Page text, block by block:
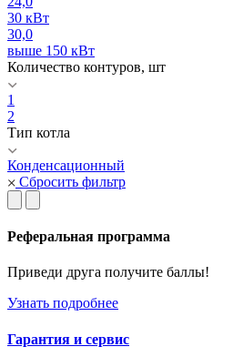
30 кВт
30,0
выше 150 кВт
Количество контуров, шт
1
2
Тип котла
Конденсационный
Сбросить фильтр
Реферальная программа
Приведи друга получите баллы!
Узнать подробнее
Гарантия и сервис